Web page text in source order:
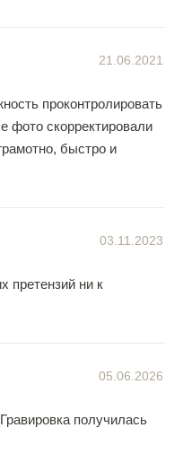
21.06.2021
проконтролировать
фото скорректировали
быстро и
03.11.2023
претензий ни к
05.06.2026
получилась